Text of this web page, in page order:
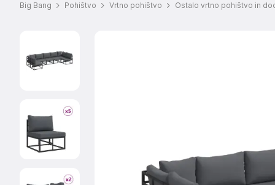
Big Bang Pohištvo Vrtno pohištvo Ostalo vrtno pohištvo in